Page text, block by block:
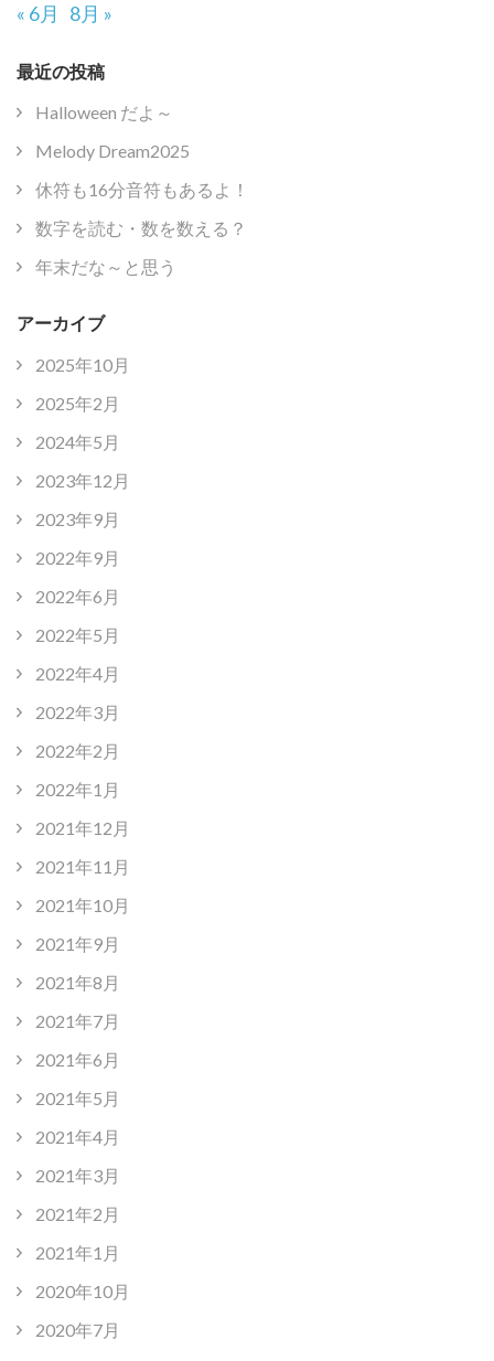
« 6月 8月 »
最近の投稿
Halloween だよ～
Melody Dream2025
休符も16分音符もあるよ！
数字を読む・数を数える？
年末だな～と思う
アーカイブ
2025年10月
2025年2月
2024年5月
2023年12月
2023年9月
2022年9月
2022年6月
2022年5月
2022年4月
2022年3月
2022年2月
2022年1月
2021年12月
2021年11月
2021年10月
2021年9月
2021年8月
2021年7月
2021年6月
2021年5月
2021年4月
2021年3月
2021年2月
2021年1月
2020年10月
2020年7月